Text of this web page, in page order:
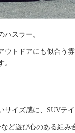
ハスラー。
ウトドアにも似合う
。
イズ感に、SUVテ
ど遊び心のある組